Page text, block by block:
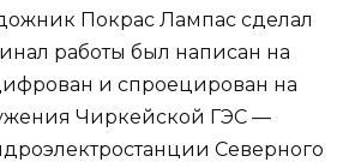
Покрас Лампас сделал
работы был написан на
и спроецирован на
Чиркейской ГЭС —
Северного